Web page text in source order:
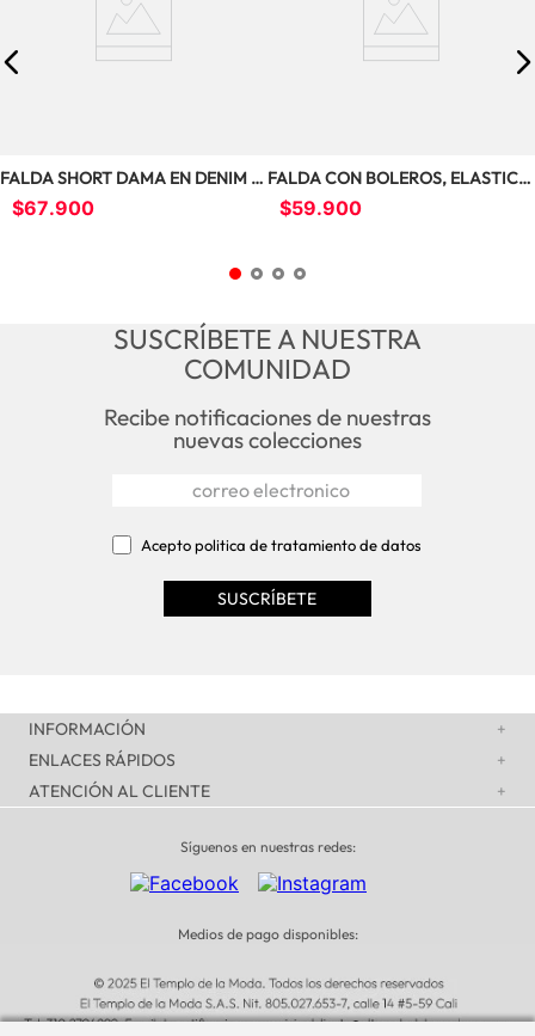
FALDA SHORT DAMA EN DENIM
STRECTH FS1314
$67.900
FALDA CON BOLEROS, ELASTICO
EN PRETINA Y MF5258
$59.900
SUSCRÍBETE A NUESTRA
COMUNIDAD
Recibe notificaciones de nuestras
nuevas colecciones
Acepto politica de tratamiento de datos
INFORMACIÓN
+
ENLACES RÁPIDOS
+
ATENCIÓN AL CLIENTE
+
Síguenos en nuestras redes:
Medios de pago disponibles: